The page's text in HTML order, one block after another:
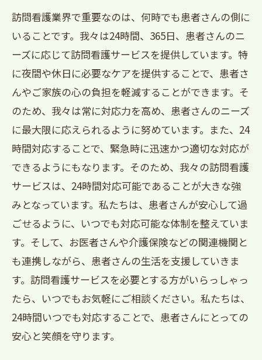
訪問看護業界で重要なのは、何時でも患者さんの側に
いることです。我々は24時間、365日、患者さんのニ
ーズに応じて訪問看護サービスを提供しています。特
に夜間や休日に必要なケアを提供することで、患者さ
んやご家族の心の負担を軽減することができます。そ
のため、我々は常に対応力を高め、患者さんのニーズ
に最大限に応えられるように努めています。また、24
時間対応することで、緊急時に迅速かつ適切な対応が
できるようにもなります。そのため、我々の訪問看護
サービスは、24時間対応可能であることが大きな強
みとなっています。私たちは、患者さんが安心して過
ごせるように、いつでも対応可能な体制を整えていま
す。そして、お医者さんや介護保険などの関連機関と
も連携しながら、患者さんの生活を支援していきま
す。訪問看護サービスを必要とする方がいらっしゃっ
たら、いつでもお気軽にご相談ください。私たちは、
24時間いつでも対応することで、患者さんにとっての
安心と笑顔を守ります。